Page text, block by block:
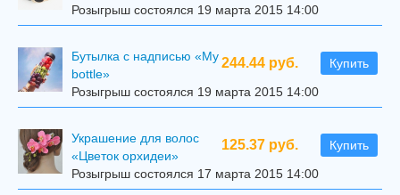
Розыгрыш состоялся 19 марта 2015 14:00
244.44 руб. Купить
Бутылка с надписью «My
bottle»
Розыгрыш состоялся 19 марта 2015 14:00
125.37 руб. Купить
Украшение для волос
«Цветок орхидеи»
Розыгрыш состоялся 17 марта 2015 14:00